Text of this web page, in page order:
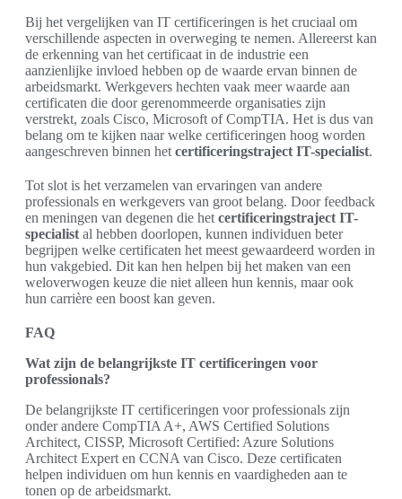
Bij het vergelijken van IT certificeringen is het cruciaal om
verschillende aspecten in overweging te nemen. Allereerst kan
de erkenning van het certificaat in de industrie een
aanzienlijke invloed hebben op de waarde ervan binnen de
arbeidsmarkt. Werkgevers hechten vaak meer waarde aan
certificaten die door gerenommeerde organisaties zijn
verstrekt, zoals Cisco, Microsoft of CompTIA. Het is dus van
belang om te kijken naar welke certificeringen hoog worden
aangeschreven binnen het certificeringstraject IT-specialist.
Tot slot is het verzamelen van ervaringen van andere
professionals en werkgevers van groot belang. Door feedback
en meningen van degenen die het certificeringstraject IT-
specialist al hebben doorlopen, kunnen individuen beter
begrijpen welke certificaten het meest gewaardeerd worden in
hun vakgebied. Dit kan hen helpen bij het maken van een
weloverwogen keuze die niet alleen hun kennis, maar ook
hun carrière een boost kan geven.
FAQ
Wat zijn de belangrijkste IT certificeringen voor
professionals?
De belangrijkste IT certificeringen voor professionals zijn
onder andere CompTIA A+, AWS Certified Solutions
Architect, CISSP, Microsoft Certified: Azure Solutions
Architect Expert en CCNA van Cisco. Deze certificaten
helpen individuen om hun kennis en vaardigheden aan te
tonen op de arbeidsmarkt.